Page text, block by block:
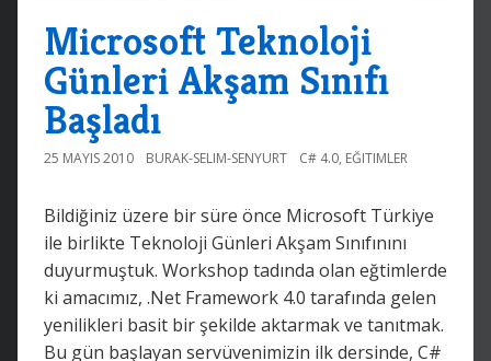
Microsoft Teknoloji
Günleri Akşam Sınıfı
Başladı
25 MAYIS 2010 BURAK-SELIM-SENYURT C# 4.0, EĞITIMLER
Bildiğiniz üzere bir süre önce Microsoft Türkiye
ile birlikte Teknoloji Günleri Akşam Sınıfınını
duyurmuştuk. Workshop tadında olan eğtimlerde
ki amacımız, .Net Framework 4.0 tarafında gelen
yenilikleri basit bir şekilde aktarmak ve tanıtmak.
Bu gün başlayan servüvenimizin ilk dersinde, C#